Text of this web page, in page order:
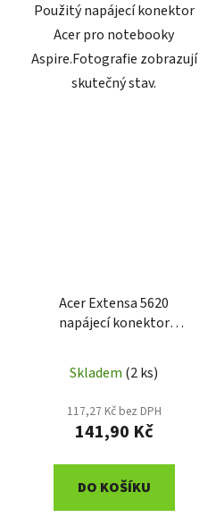
Použitý napájecí konektor
Acer pro notebooky
Aspire.Fotografie zobrazují
skutečný stav.
Acer Extensa 5620
napájecí konektor
Skladem (2 ks)
117,27 Kč bez DPH
141,90 Kč
DO KOŠÍKU